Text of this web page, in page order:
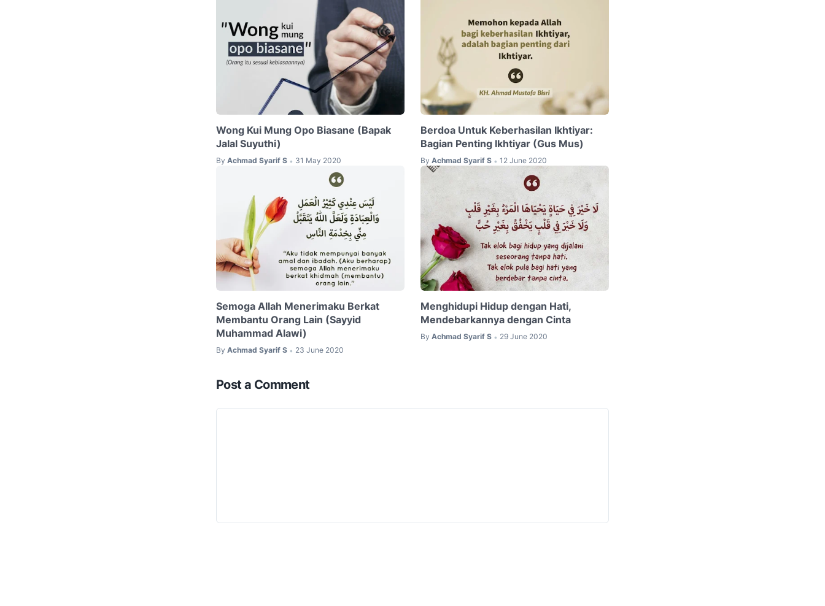
Wong Kui Mung Opo Biasane (Bapak
Jalal Suyuthi)
By Achmad Syarif S • 31 May 2020
Berdoa Untuk Keberhasilan Ikhtiyar:
Bagian Penting Ikhtiyar (Gus Mus)
By Achmad Syarif S • 12 June 2020
Semoga Allah Menerimaku Berkat
Membantu Orang Lain (Sayyid
Muhammad Alawi)
By Achmad Syarif S • 23 June 2020
Menghidupi Hidup dengan Hati,
Mendebarkannya dengan Cinta
By Achmad Syarif S • 29 June 2020
Post a Comment